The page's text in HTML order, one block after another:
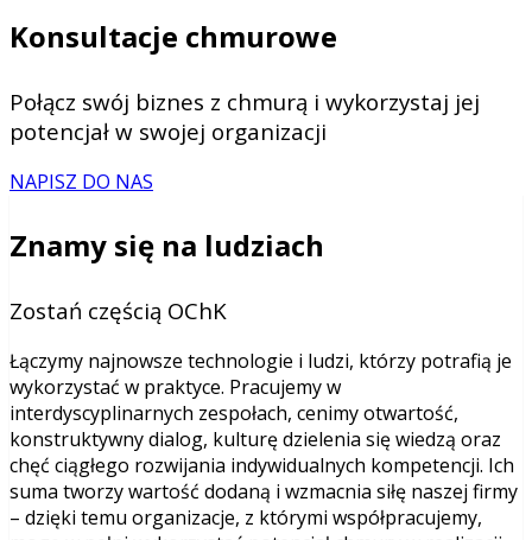
Konsultacje chmurowe
Połącz swój biznes z chmurą i wykorzystaj jej
potencjał w swojej organizacji
NAPISZ DO NAS
Znamy się na ludziach
Zostań częścią OChK
Łączymy najnowsze technologie i ludzi, którzy potrafią je
wykorzystać w praktyce. Pracujemy w
interdyscyplinarnych zespołach, cenimy otwartość,
konstruktywny dialog, kulturę dzielenia się wiedzą oraz
chęć ciągłego rozwijania indywidualnych kompetencji. Ich
suma tworzy wartość dodaną i wzmacnia siłę naszej firmy
– dzięki temu organizacje, z którymi współpracujemy,